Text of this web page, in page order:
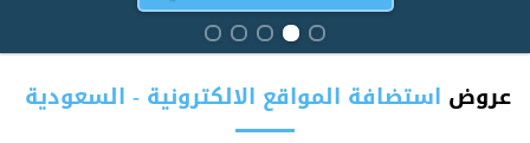
عروض استضافة المواقع الالكترونية - السعودية